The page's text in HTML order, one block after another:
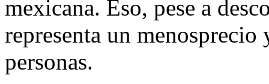
mexicana. Eso, pese a
representa un
personas.